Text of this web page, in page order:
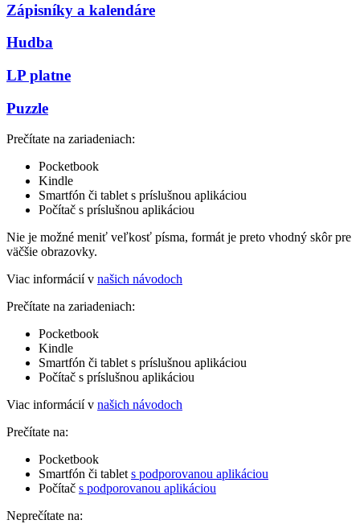
Zápisníky a kalendáre
Hudba
LP platne
Puzzle
Prečítate na zariadeniach:
Pocketbook
Kindle
Smartfón či tablet s príslušnou aplikáciou
Počítač s príslušnou aplikáciou
Nie je možné meniť veľkosť písma, formát je preto vhodný skôr pre
väčšie obrazovky.
Viac informácií v našich návodoch
Prečítate na zariadeniach:
Pocketbook
Kindle
Smartfón či tablet s príslušnou aplikáciou
Počítač s príslušnou aplikáciou
Viac informácií v našich návodoch
Prečítate na:
Pocketbook
Smartfón či tablet s podporovanou aplikáciou
Počítač s podporovanou aplikáciou
Neprečítate na: